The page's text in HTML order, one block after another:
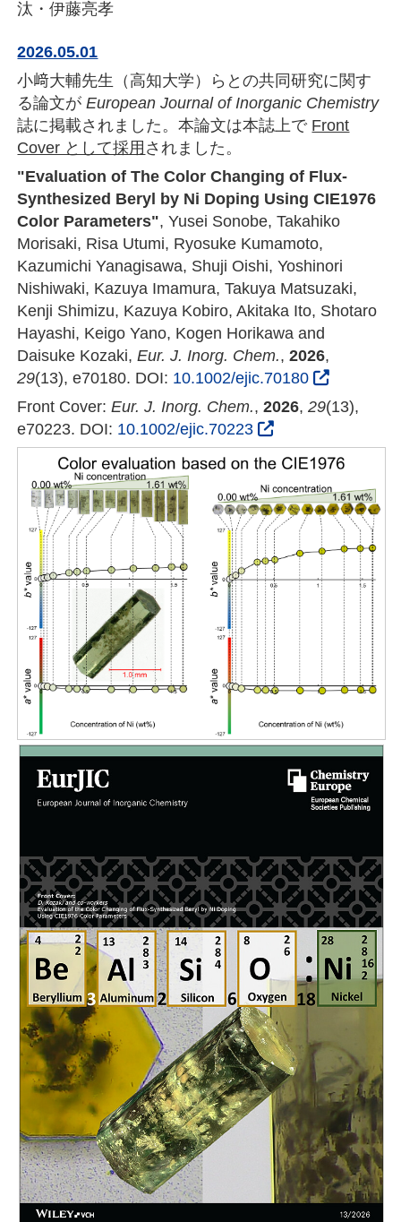
汰・伊藤亮孝
2026.05.01
小﨑大輔先生（高知大学）らとの共同研究に関す
る論文がEuropean Journal of Inorganic Chemistry
誌に掲載されました。本論文は本誌上で Front
Cover として採用 されました。
"Evaluation of The Color Changing of Flux-
Synthesized Beryl by Ni Doping Using CIE1976
Color Parameters", Yusei Sonobe, Takahiko
Morisaki, Risa Utumi, Ryosuke Kumamoto,
Kazumichi Yanagisawa, Shuji Oishi, Yoshinori
Nishiwaki, Kazuya Imamura, Takuya Matsuzaki,
Kenji Shimizu, Kazuya Kobiro, Akitaka Ito, Shotaro
Hayashi, Keigo Yano, Kogen Horikawa and
Daisuke Kozaki,Eur. J. Inorg. Chem.,2026,
29(13), e70180. DOI: 10.1002/ejic.70180
Front Cover:Eur. J. Inorg. Chem.,2026,29(13),
e70223. DOI: 10.1002/ejic.70223